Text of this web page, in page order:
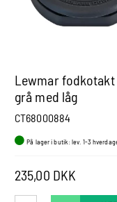
Lewmar
grå med låg
CT68000884
På lager i butik: lev. 1-3
235,00 DKK